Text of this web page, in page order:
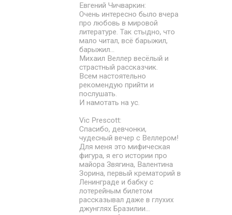
Евгений Чичваркин:
Очень интересно было вчера
про любовь в мировой
литературе. Так стыдно, что
мало читал, всё барыжил,
барыжил...
Михаил Веллер весёлый и
страстный рассказчик.
Всем настоятельно
рекомендую прийти и
послушать.
И намотать на ус.
Vic Prescott:
Спасибо, девчонки,
чудесный вечер с Веллером!
Для меня это мифическая
фигура, я его истории про
майора Звягина, Валентина
Зорина, первый крематорий в
Ленинграде и бабку с
лотерейным билетом
рассказывал даже в глухих
джунглях Бразилии...